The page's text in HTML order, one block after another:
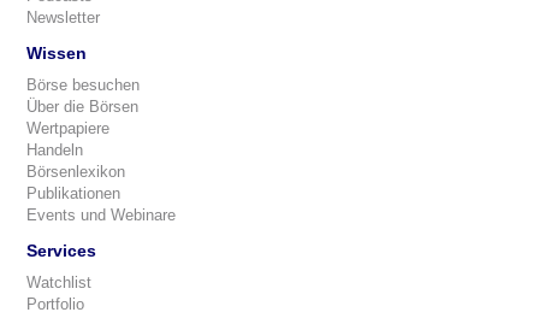
Newsletter
Wissen
Börse besuchen
Über die Börsen
Wertpapiere
Handeln
Börsenlexikon
Publikationen
Events und Webinare
Services
Watchlist
Portfolio